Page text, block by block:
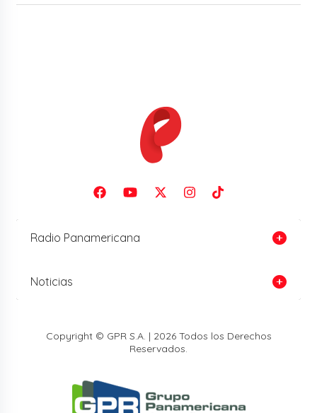
Radio Panamericana
Noticias
Copyright © GPR S.A. | 2026 Todos los Derechos
Reservados.